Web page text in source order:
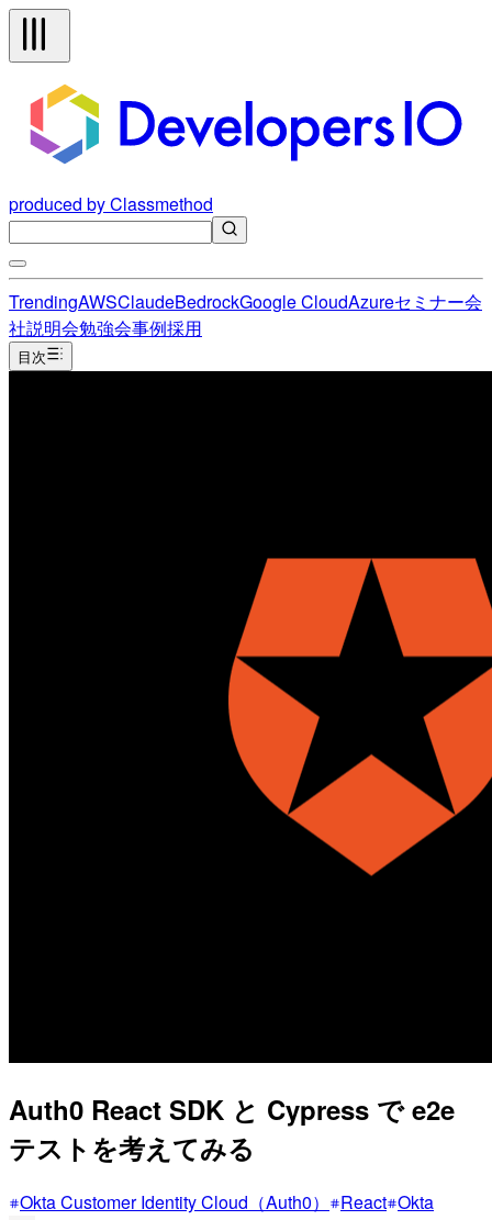
produced by Classmethod
TrendingAWSClaudeBedrockGoogle CloudAzureセミナー会
社説明会勉強会事例採用
目次
Auth0 React SDK と Cypress で e2e
テストを考えてみる
Okta Customer Identity Cloud（Auth0） React Okta